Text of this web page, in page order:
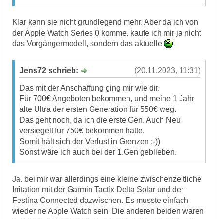
Klar kann sie nicht grundlegend mehr. Aber da ich von
der Apple Watch Series 0 komme, kaufe ich mir ja nicht
das Vorgängermodell, sondern das aktuelle
(20.11.2023, 11:31)
Jens72 schrieb:
Das mit der Anschaffung ging mir wie dir.
Für 700€ Angeboten bekommen, und meine 1 Jahr
alte Ultra der ersten Generation für 550€ weg.
Das geht noch, da ich die erste Gen. Auch Neu
versiegelt für 750€ bekommen hatte.
Somit hält sich der Verlust in Grenzen ;-))
Sonst wäre ich auch bei der 1.Gen geblieben.
Ja, bei mir war allerdings eine kleine zwischenzeitliche
Irritation mit der Garmin Tactix Delta Solar und der
Festina Connected dazwischen. Es musste einfach
wieder ne Apple Watch sein. Die anderen beiden waren